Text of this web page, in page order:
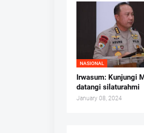
NASIONAL
Irwasum: Kunjungi
datangi silaturahmi
January 08, 2024